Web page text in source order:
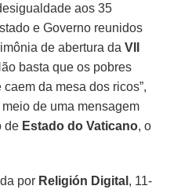
aos 35
e Governo reunidos
de abertura daVII
basta que os pobres
da mesa dos ricos”,
meio de uma mensagem
de Estado do Vaticano, o
por Religión Digital , 11-